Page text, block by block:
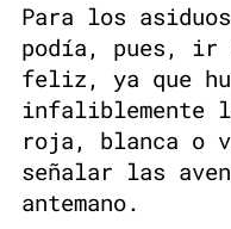
Para los
podía, pues, ir
feliz, ya que
infaliblemente
roja, blanca o
señalar las
antemano.